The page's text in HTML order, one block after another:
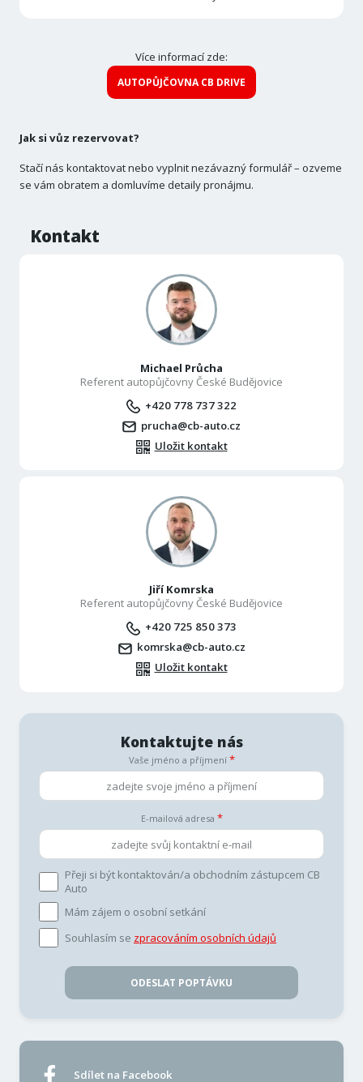
Více informací zde:
AUTOPŮJČOVNA CB DRIVE
Jak si vůz rezervovat?
Stačí nás kontaktovat nebo vyplnit nezávazný formulář – ozveme
se vám obratem a domluvíme detaily pronájmu.
Kontakt
Michael Průcha
Referent autopůjčovny České Budějovice
+420 778 737 322
prucha@cb-auto.cz
Uložit kontakt
Jiří Komrska
Referent autopůjčovny České Budějovice
+420 725 850 373
komrska@cb-auto.cz
Uložit kontakt
Kontaktujte nás
Vaše jméno a příjmení
E-mailová adresa
Přeji si být kontaktován/a obchodním zástupcem CB
Auto
Mám zájem o osobní setkání
Souhlasím se zpracováním osobních údajů
ODESLAT POPTÁVKU
Sdílet na Facebook